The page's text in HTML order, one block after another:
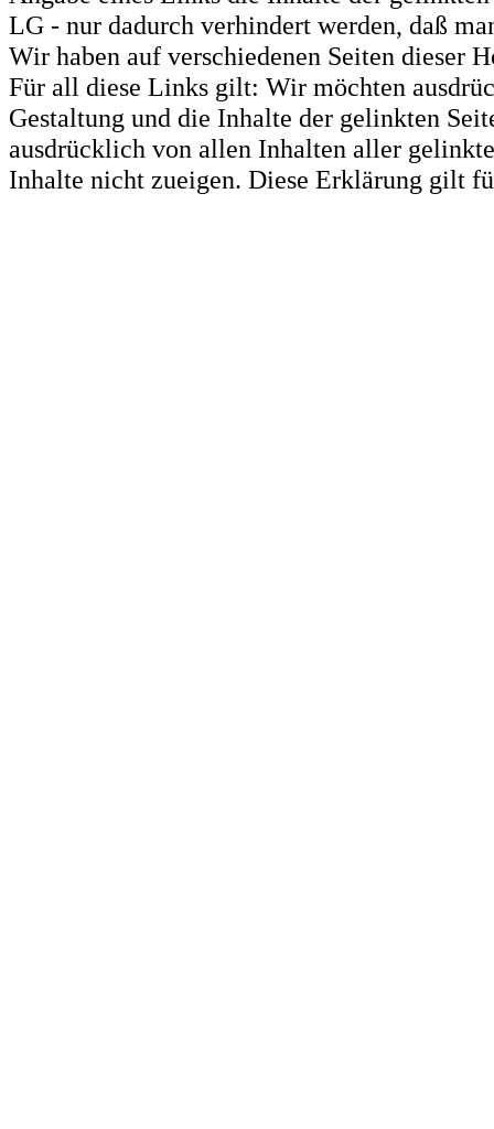
LG - nur dadurch verhindert werden, daß
Wir haben auf verschiedenen Seiten dieser
Für all diese Links gilt: Wir möchten
Gestaltung und die Inhalte der gelinkten
ausdrücklich von allen Inhalten aller
Inhalte nicht zueigen. Diese Erklärung gilt